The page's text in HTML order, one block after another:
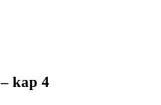
kap 4